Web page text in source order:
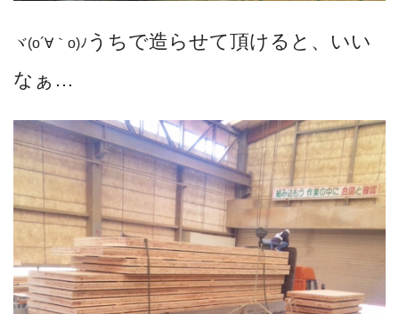
ヾ(o´∀｀o)ﾉ うちで造らせて頂けると、いい
なぁ…